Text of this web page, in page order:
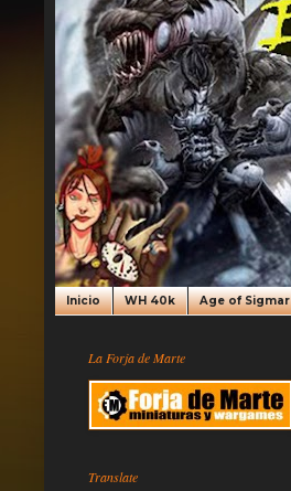
Inicio WH 40k Age of Sigmar
La Forja de Marte
Translate